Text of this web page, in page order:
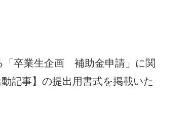
「卒業生企画 補助金申請」に関
記事】の提出用書式を掲載いた